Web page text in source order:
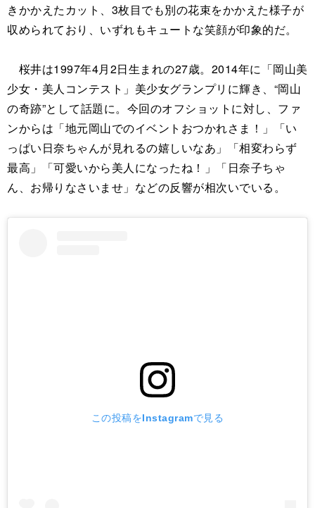
きかかえたカット、3枚目でも別の花束をかかえた様子が
収められており、いずれもキュートな笑顔が印象的だ。
桜井は1997年4月2日生まれの27歳。2014年に「岡山美
少女・美人コンテスト」美少女グランプリに輝き、“岡山
の奇跡”として話題に。今回のオフショットに対し、ファ
ンからは「地元岡山でのイベントおつかれさま！」「い
っぱい日奈ちゃんが見れるの嬉しいなあ」「相変わらず
最高」「可愛いから美人になったね！」「日奈子ちゃ
ん、お帰りなさいませ」などの反響が相次いでいる。
この投稿をInstagramで見る